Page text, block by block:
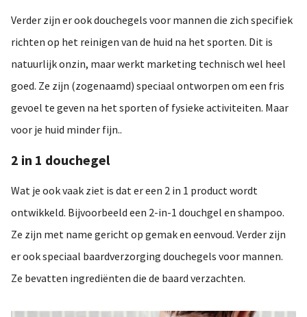
Verder zijn er ook douchegels voor mannen die zich specifiek
richten op het reinigen van de huid na het sporten. Dit is
natuurlijk onzin, maar werkt marketing technisch wel heel
goed. Ze zijn (zogenaamd) speciaal ontworpen om een fris
gevoel te geven na het sporten of fysieke activiteiten. Maar
voor je huid minder fijn..
2 in 1 douchegel
Wat je ook vaak ziet is dat er een 2 in 1 product wordt
ontwikkeld. Bijvoorbeeld een 2-in-1 douchgel en shampoo.
Ze zijn met name gericht op gemak en eenvoud. Verder zijn
er ook speciaal baardverzorging douchegels voor mannen.
Ze bevatten ingrediënten die de baard verzachten.